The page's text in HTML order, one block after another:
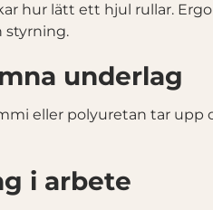
hur lätt ett hjul rullar.
styrning.
underlag
eller polyuretan tar upp
i arbete